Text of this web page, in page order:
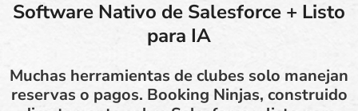
Software Nativo de Salesforce + Listo
para IA
Muchas herramientas de clubes solo manejan
reservas o pagos. Booking Ninjas, construido